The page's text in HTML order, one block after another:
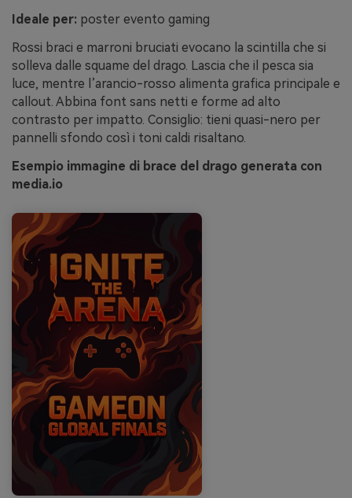
Ideale per: poster evento gaming
Rossi braci e marroni bruciati evocano la scintilla che si
solleva dalle squame del drago. Lascia che il pesca sia
luce, mentre l’arancio-rosso alimenta grafica principale e
callout. Abbina font sans netti e forme ad alto
contrasto per impatto. Consiglio: tieni quasi-nero per
pannelli sfondo così i toni caldi risaltano.
Esempio immagine di brace del drago generata con
media.io